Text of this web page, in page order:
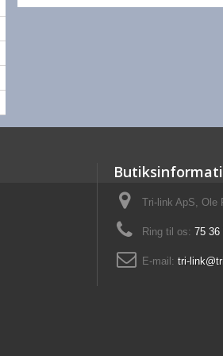
Tri-link ApS, Ole
Ring til os: 75 36
E-mail: tri-